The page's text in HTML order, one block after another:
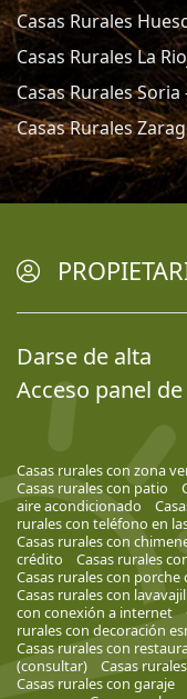
Casas Rurales
Casas Rurales La
Casas Rurales
Casas Rurales
Darse de alta
Acceso panel
Casas rurales con zona
Casas rurales con patio
aire acondicionado
rurales con teléfono en
Casas rurales con
crédito
Casas rurales
Casas rurales con porche
Casas rurales con
con conexión a internet
rurales con decoración
Casas rurales con
(consultar)
Casas
Casas rurales con garaje